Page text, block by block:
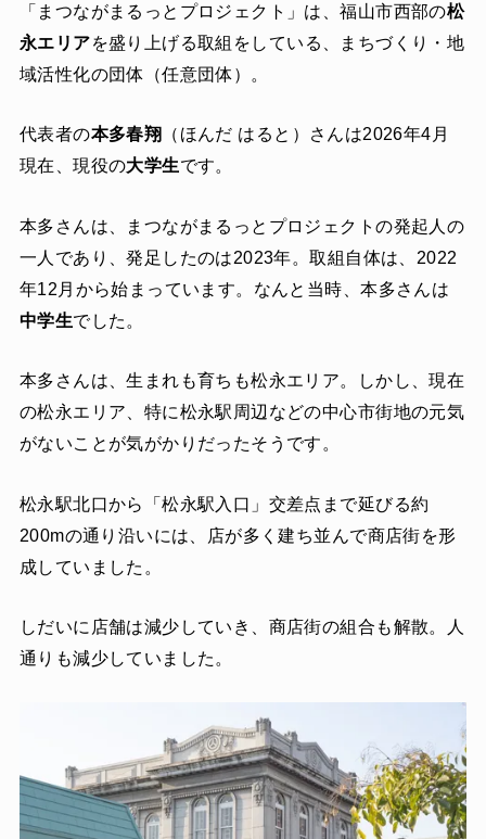
「まつながまるっとプロジェクト」は、福山市西部の松
永エリアを盛り上げる取組をしている、まちづくり・地
域活性化の団体（任意団体）。
代表者の本多春翔
（ほんだ はると）さんは2026年4月
現在、現役の大学生です。
本多さんは、まつながまるっとプロジェクトの発起人の
一人であり、発足したのは2023年。取組自体は、2022
年12月から始まっています。なんと当時、本多さんは
中学生でした。
本多さんは、生まれも育ちも松永エリア。しかし、現在
の松永エリア、特に松永駅周辺などの中心市街地の元気
がないことが気がかりだったそうです。
松永駅北口から「松永駅入口」交差点まで延びる約
200mの通り沿いには、店が多く建ち並んで商店街を形
成していました。
しだいに店舗は減少していき、商店街の組合も解散。人
通りも減少していました。